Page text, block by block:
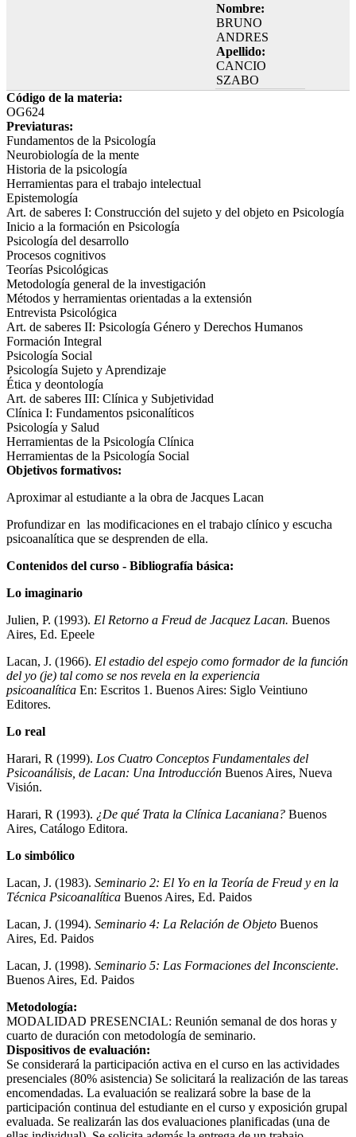
Nombre:
BRUNO
ANDRES
Apellido:
CANCIO
SZABO
Código de la materia:
OG624
Previaturas:
Fundamentos de la Psicología
Neurobiología de la mente
Historia de la psicología
Herramientas para el trabajo intelectual
Epistemología
Art. de saberes I: Construcción del sujeto y del objeto en Psicología
Inicio a la formación en Psicología
Psicología del desarrollo
Procesos cognitivos
Teorías Psicológicas
Metodología general de la investigación
Métodos y herramientas orientadas a la extensión
Entrevista Psicológica
Art. de saberes II: Psicología Género y Derechos Humanos
Formación Integral
Psicología Social
Psicología Sujeto y Aprendizaje
Ética y deontología
Art. de saberes III: Clínica y Subjetividad
Clínica I: Fundamentos psiconalíticos
Psicología y Salud
Herramientas de la Psicología Clínica
Herramientas de la Psicología Social
Objetivos formativos:
Aproximar al estudiante a la obra de Jacques Lacan
Profundizar en las modificaciones en el trabajo clínico y escucha
psicoanalítica que se desprenden de ella.
Contenidos del curso - Bibliografía básica:
Lo imaginario
Julien, P. (1993). El Retorno a Freud de Jacquez Lacan. Buenos
Aires, Ed. Epeele
Lacan, J. (1966). El estadio del espejo como formador de la función
del yo (je) tal como se nos revela en la experiencia
psicoanalítica En: Escritos 1. Buenos Aires: Siglo Veintiuno
Editores.
Lo real
Harari, R (1999). Los Cuatro Conceptos Fundamentales del
Psicoanálisis, de Lacan: Una Introducción Buenos Aires, Nueva
Visión.
Harari, R (1993). ¿De qué Trata la Clínica Lacaniana? Buenos
Aires, Catálogo Editora.
Lo simbólico
Lacan, J. (1983). Seminario 2: El Yo en la Teoría de Freud y en la
Técnica Psicoanalítica Buenos Aires, Ed. Paidos
Lacan, J. (1994). Seminario 4: La Relación de Objeto Buenos
Aires, Ed. Paidos
Lacan, J. (1998). Seminario 5: Las Formaciones del Inconsciente.
Buenos Aires, Ed. Paidos
Metodología:
MODALIDAD PRESENCIAL: Reunión semanal de dos horas y
cuarto de duración con metodología de seminario.
Dispositivos de evaluación:
Se considerará la participación activa en el curso en las actividades
presenciales (80% asistencia) Se solicitará la realización de las tareas
encomendadas. La evaluación se realizará sobre la base de la
participación continua del estudiante en el curso y exposición grupal
evaluada. Se realizarán las dos evaluaciones planificadas (una de